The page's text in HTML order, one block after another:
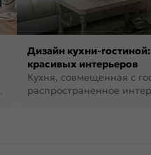
Дизайн кухни-
красивых интерьеров
Кухня, совмещенная с
распространенное